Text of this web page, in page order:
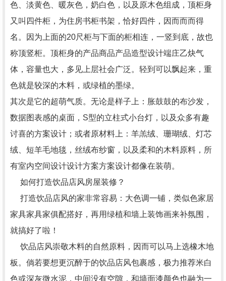
色、淡黄色、暖灰色，奶白色，以及原木色组成，顶柜身
又叫四件柜，为住房书柜书架，恰好四件，因而而而得
名。因为上面的20尺柜与下面的柜相连，一竖到底，故也
称顶竖柜。顶柜身的产品商品产品造型设计端庄乙炔气
体，容量也大，多见上层社会广泛。轻到可以飘起来，重
色就是较深的木料，或绿植的墨绿。
其次是它的超萌气质。无论是样子上：胀鼓鼓的布沙发，
数据图表感的桌面，S型的立柱式小台灯，以及众多有趣
讨喜的方案设计；或者原材料上：羊羔绒、珊瑚绒、灯芯
绒、短羊毛地毯，丝绒布纱窗，以及柔和的木料原料，所
有室内空间设计设计方案方案设计都像在装萌。
如何打造饮品店风房屋装修？
打造饮品店风的家非常容易：大色调一铺，类似色家居
家具家具家俱配搭好，再用绿植和墙上装饰画来补氛围，
就搞好了啦！
饮品店风崇敬木料的自然原料，因而可以马上选橡木地
板。倘若要想更沉醉于的饮品店风包裹感，极力推荐米白
色或深灰微水泥，中间没有空隙，和墙面漆颜色也融为一